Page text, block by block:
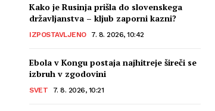
Kako je Rusinja prišla do slovenskega
državljanstva – kljub zaporni kazni?
IZPOSTAVLJENO 7. 8. 2026, 10:42
Ebola v Kongu postaja najhitreje šireči se
izbruh v zgodovini
SVET 7. 8. 2026, 10:21